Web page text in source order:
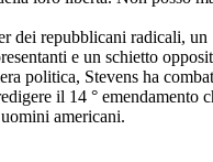
dei repubblicani radicali, un
e un schietto
politica, Stevens ha
il 14 ° emendamento
americani.